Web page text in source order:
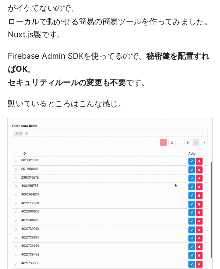
がイケてないので、
ローカルで動かせる簡易の簡易ツールを作ってみました。
Nuxt.js製です。
Firebase Admin SDKを使ってるので、 秘密鍵を配置すれ
ばOK。
セキュリティルールの変更も不要です。
動いているところはこんな感じ。